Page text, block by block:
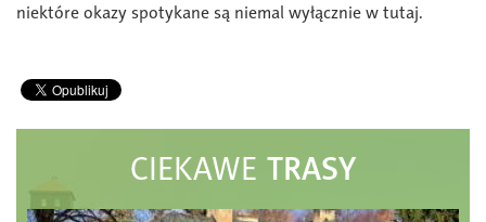
niektóre okazy spotykane są niemal wyłącznie w tutaj.
CIEKAWE TRASY